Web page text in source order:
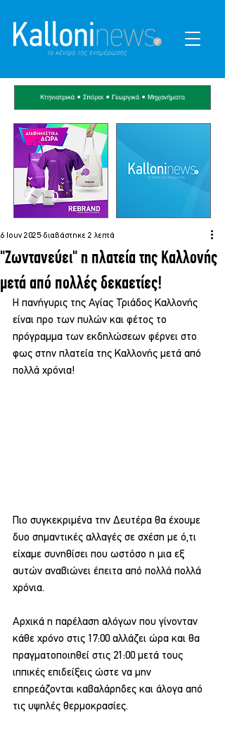
"Ζωντανεύει" η πλατεία της Καλλονής
μετά από πολλές δεκαετίες!
6 Ιουν 2025 διαβάστηκε 2 λεπτά
Η πανήγυρις της Αγίας Τριάδος Καλλονής
είναι προ των πυλών και φέτος το
πρόγραμμα των εκδηλώσεων φέρνει στο
φως στην πλατεία της Καλλονής μετά από
πολλά χρόνια!
Πιο συγκεκριμένα την Δευτέρα θα έχουμε
δυο σημαντικές αλλαγές σε σχέση με ό,τι
είχαμε συνηθίσει που ωστόσο η μια εξ
αυτών αναβιώνει έπειτα από πολλά πολλά
χρόνια.
Αρχικά η παρέλαση αλόγων που γίνονταν
κάθε χρόνο στις 17:00 αλλάζει ώρα και θα
πραγματοποιηθεί στις 21:00 μετά τους
ιππικές επιδείξεις ώστε να μην
επηρεάζονται καβαλάρηδες και άλογα από
τις υψηλές θερμοκρασίες.